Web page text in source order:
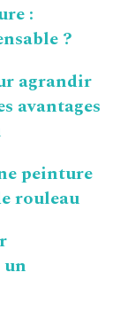
:
?
agrandir
avantages
peinture
rouleau